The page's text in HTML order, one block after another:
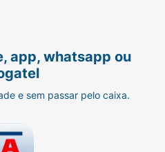
app, whatsapp ou
e sem passar pelo caixa.